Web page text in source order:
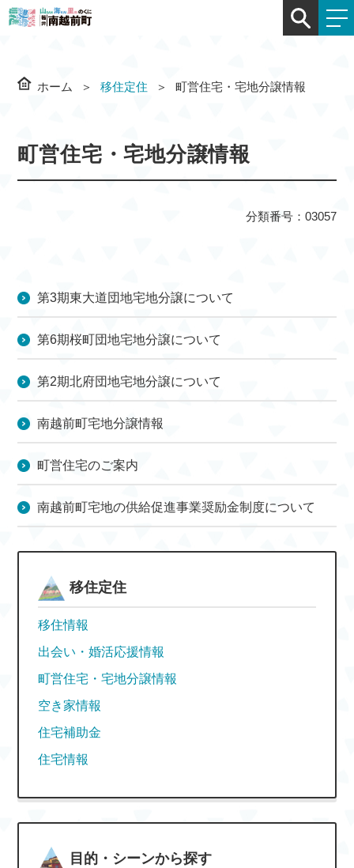
ホーム 移住定住 町営住宅・宅地分譲情報
町営住宅・宅地分譲情報
分類番号：03057
第3期東大道団地宅地分譲について
第6期桜町団地宅地分譲について
第2期北府団地宅地分譲について
南越前町宅地分譲情報
町営住宅のご案内
南越前町宅地の供給促進事業奨励金制度について
移住定住
移住情報
出会い・婚活応援情報
町営住宅・宅地分譲情報
空き家情報
住宅補助金
住宅情報
目的・シーンから探す